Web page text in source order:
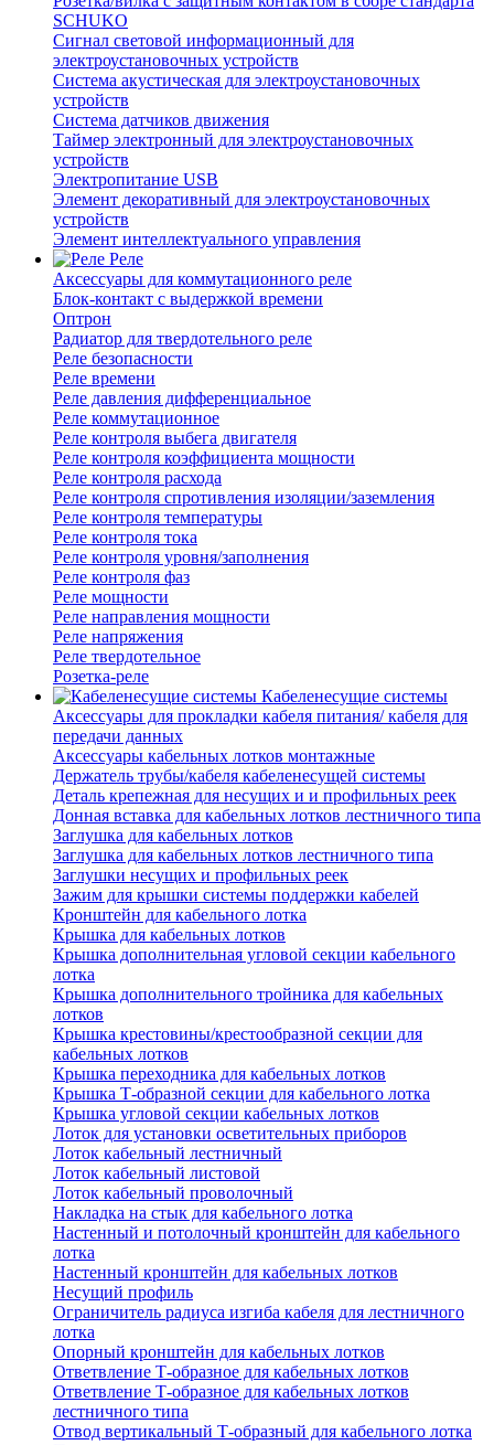
SCHUKO
Сигнал световой информационный для
электроустановочных устройств
Система акустическая для электроустановочных
устройств
Система датчиков движения
Таймер электронный для электроустановочных
устройств
Электропитание USB
Элемент декоративный для электроустановочных
устройств
Элемент интеллектуального управления
Реле
Аксессуары для коммутационного реле
Блок-контакт с выдержкой времени
Оптрон
Радиатор для твердотельного реле
Реле безопасности
Реле времени
Реле давления дифференциальное
Реле коммутационное
Реле контроля выбега двигателя
Реле контроля коэффициента мощности
Реле контроля расхода
Реле контроля спротивления изоляции/заземления
Реле контроля температуры
Реле контроля тока
Реле контроля уровня/заполнения
Реле контроля фаз
Реле мощности
Реле направления мощности
Реле напряжения
Реле твердотельное
Розетка-реле
Кабеленесущие системы
Аксессуары для прокладки кабеля питания/ кабеля для
передачи данных
Аксессуары кабельных лотков монтажные
Держатель трубы/кабеля кабеленесущей системы
Деталь крепежная для несущих и и профильных реек
Донная вставка для кабельных лотков лестничного типа
Заглушка для кабельных лотков
Заглушка для кабельных лотков лестничного типа
Заглушки несущих и профильных реек
Зажим для крышки системы поддержки кабелей
Кронштейн для кабельного лотка
Крышка для кабельных лотков
Крышка дополнительная угловой секции кабельного
лотка
Крышка дополнительного тройника для кабельных
лотков
Крышка крестовины/крестообразной секции для
кабельных лотков
Крышка переходника для кабельных лотков
Крышка Т-образной секции для кабельного лотка
Крышка угловой секции кабельных лотков
Лоток для установки осветительных приборов
Лоток кабельный лестничный
Лоток кабельный листовой
Лоток кабельный проволочный
Накладка на стык для кабельного лотка
Настенный и потолочный кронштейн для кабельного
лотка
Настенный кронштейн для кабельных лотков
Несущий профиль
Ограничитель радиуса изгиба кабеля для лестничного
лотка
Опорный кронштейн для кабельных лотков
Ответвление Т-образное для кабельных лотков
Ответвление Т-образное для кабельных лотков
лестничного типа
Отвод вертикальный Т-образный для кабельного лотка